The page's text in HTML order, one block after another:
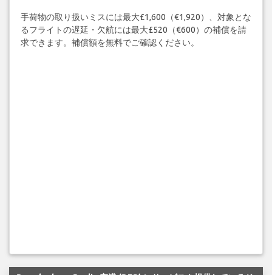
手荷物の取り扱いミスには最大£1,600（€1,920）、対象とな
るフライトの遅延・欠航には最大£520（€600）の補償を請
求できます。補償額を無料でご確認ください。